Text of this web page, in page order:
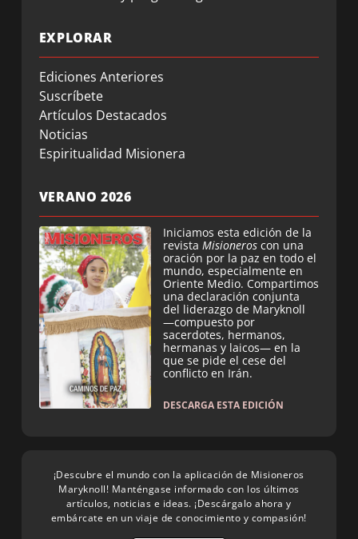
EXPLORAR
Ediciones Anteriores
Suscríbete
Artículos Destacados
Noticias
Espiritualidad Misionera
VERANO 2026
Iniciamos esta edición de la
revista Misioneros con una
oración por la paz en todo el
mundo, especialmente en
Oriente Medio. Compartimos
una declaración conjunta
del liderazgo de Maryknoll
—compuesto por
sacerdotes, hermanos,
hermanas y laicos— en la
que se pide el cese del
conflicto en Irán.
DESCARGA ESTA EDICIÓN
¡Descubre el mundo con la aplicación de Misioneros
Maryknoll! Manténgase informado con los últimos
artículos, noticias e ideas. ¡Descárgalo ahora y
embárcate en un viaje de conocimiento y compasión!